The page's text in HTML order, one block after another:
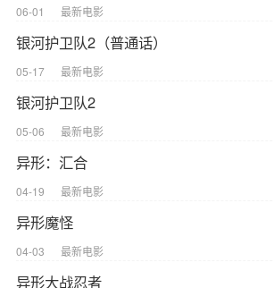
06-01 最新电影
银河护卫队2（普通话）
05-17 最新电影
银河护卫队2
05-06 最新电影
异形：汇合
04-19 最新电影
异形魔怪
04-03 最新电影
异形大战忍者